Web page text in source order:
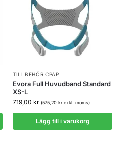
TILLBEHÖR CPAP
Evora Full Huvudband Standard
XS-L
719,00 kr (575,20 krexkl. moms)
Lägg till i varukorg